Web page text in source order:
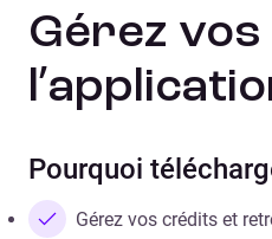
Gérez
Pourquoi
Gérez vos crédits et